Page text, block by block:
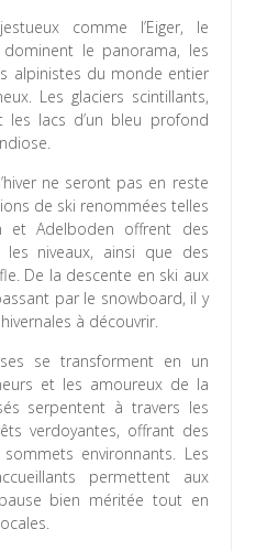
comme l’Eiger, le
le panorama, les
alpinistes du monde entier
Les glaciers scintillants,
les lacs d’un bleu profond
ne seront pas en reste
de ski renommées telles
et Adelboden offrent des
niveaux, ainsi que des
De la descente en ski aux
par le snowboard, il y
à découvrir.
se transforment en un
et les amoureux de la
serpentent à travers les
verdoyantes, offrant des
environnants. Les
permettent aux
bien méritée tout en